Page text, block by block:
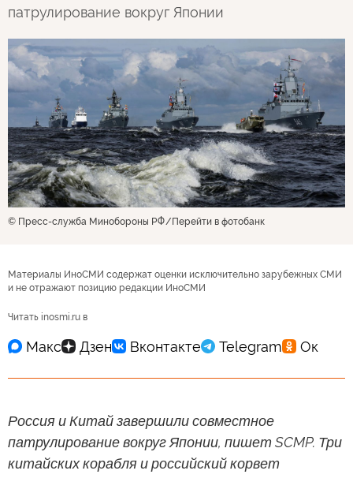
патрулирование вокруг Японии
© Пресс-служба Минобороны РФ Перейти в фотобанк
Материалы ИноСМИ содержат оценки исключительно зарубежных СМИ
и не отражают позицию редакции ИноСМИ
Читать inosmi.ru в
Россия и Китай завершили совместное
патрулирование вокруг Японии, пишет SCMP. Три
китайских корабля и российский корвет